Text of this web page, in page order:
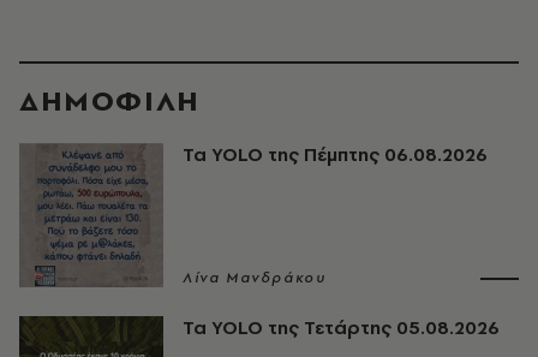
ΔΗΜΟΦΙΛΗ
Τα YOLO της Πέμπτης 06.08.2026
Λίνα Μανδράκου
Τα YOLO της Τετάρτης 05.08.2026